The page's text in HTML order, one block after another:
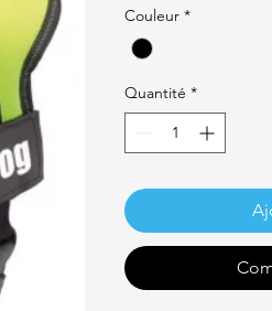
Couleur *
Quantité *